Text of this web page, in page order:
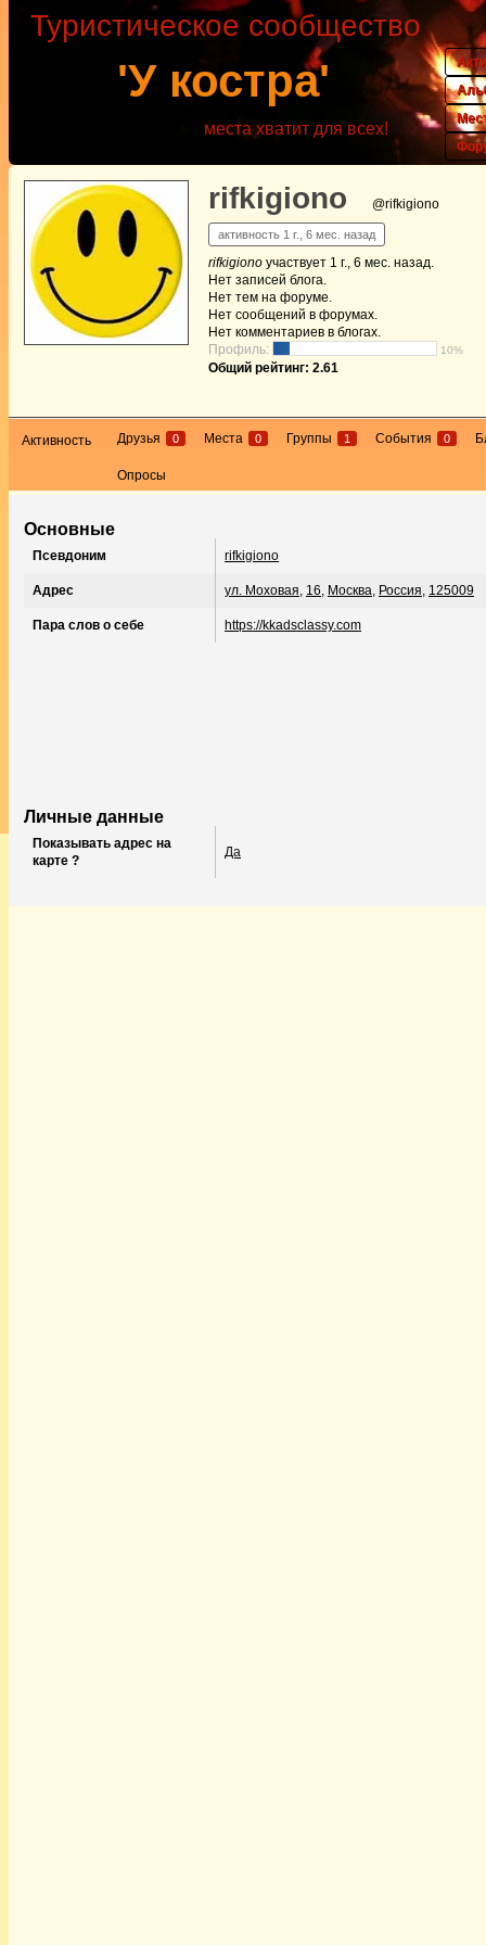
'У костра'
Туристическое сообщество
места хватит для всех!
rifkigiono @rifkigiono
активность 1 г., 6 мес. назад
rifkigiono участвует 1 г., 6 мес. назад.
Нет записей блога.
Нет тем на форуме.
Нет сообщений в форумах.
Нет комментариев в блогах.
Профиль:
10%
Общий рейтинг: 2.61
Активность Друзья 0 Места 0 Группы 1 События 0
Опросы
Основные
Псевдоним rifkigiono
Адрес ул. Моховая, 16, Москва, Россия, 125009
Пара слов о себе https://kkadsclassy.com
Личные данные
Показывать адрес на
карте ?
Да